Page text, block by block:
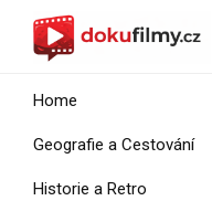
Home
Geografie a Cestování
Historie a Retro